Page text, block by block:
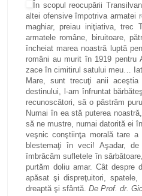
În scopul reocupării
altei ofensive împotriva armatei
maghiar, preiau iniţiativa,
armatele române, biruitoare,
încheiat marea noastră luptă
români au murit în 1919 pentru
zace în cimitirul satului meu…
Mare, sunt trecuţi anii
destinului, l-am înfruntat
recunoscători, să o păstrăm
Numai în ea stă puterea
să ne mustre, numai datorită ei
veşnic conştiinţa morală tare
blestemaţi în veci! Aşadar,
îmbrăcăm sufletele în
purtăm doliu amar. Cât despre
apăsat şi dispreţuitori,
dreaptă şi sfântă. De Prof. dr.